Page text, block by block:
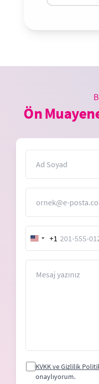
Ön
United
States
+1
KVKK ve Gizlilik
onaylıyorum.